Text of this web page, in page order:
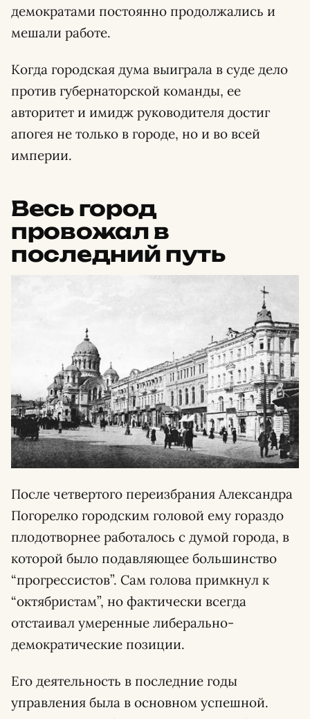
демократами постоянно продолжались и
мешали работе.
Когда городская дума выиграла в суде дело
против губернаторской команды, ее
авторитет и имидж руководителя достиг
апогея не только в городе, но и во всей
империи.
Весь город
провожал в
последний путь
После четвертого переизбрания Александра
Погорелко городским головой ему гораздо
плодотворнее работалось с думой города, в
которой было подавляющее большинство
“прогрессистов”. Сам голова примкнул к
“октябристам”, но фактически всегда
отстаивал умеренные либерально-
демократические позиции.
Его деятельность в последние годы
управления была в основном успешной.